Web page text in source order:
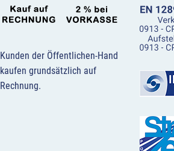
Kunden der Öffentlichen-Hand
kaufen grundsätzlich auf
Rechnung.